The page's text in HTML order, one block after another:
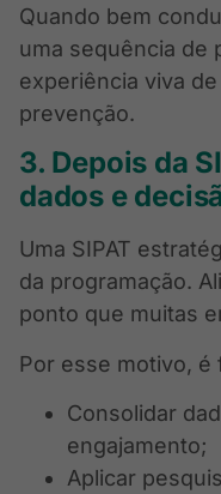
Quando bem
uma sequência de
experiência viva
prevenção.
3. Depois da
dados e
Uma SIPAT
da programação.
ponto que muitas
Por esse motivo, é
Consolidar
engajamento;
Aplicar